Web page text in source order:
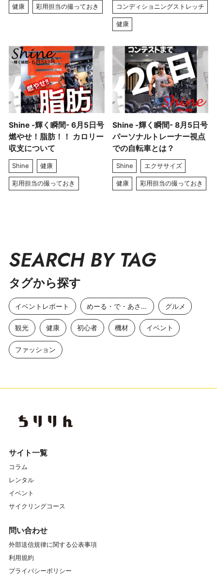
健康 彩用担当の撮っておき コンディショニングストレッチ
健康
Shine -輝く瞬間- 6月5日号
燃やせ！脂肪！！ カロリー
収支について
Shine 健康
彩用担当の撮っておき
Shine -輝く瞬間- 8月5日号
パーソナルトレーナー視点
での自転車とは？
Shine エクササイズ
健康 彩用担当の撮っておき
SEARCH BY TAG
タグから探す
イベントレポート めーる・で・あさひ グルメ
観光 健康 初心者 機材 イベント
ファッション
サイト一覧
コラム
レンタル
イベント
サイクリングコース
問い合わせ
外部送信規律に関する公表事項
利用規約
プライバシーポリシー